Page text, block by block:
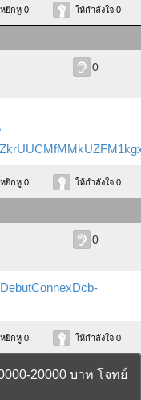
หยิกหู 0 ให้กำลังใจ 0
0
หยิกหู 0 ให้กำลังใจ 0
0
หยิกหู 0 ให้กำลังใจ 0
20000 บาท โจทย์